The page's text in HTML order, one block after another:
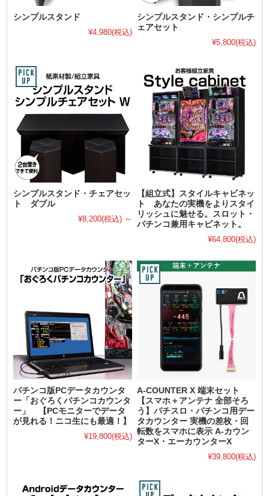
シンプルスタンド
¥4,980(税込)
シンプルスタンド・シンプルチ
ェアセット
¥5,800(税込)
シンプルスタンド・チェアセッ
ト ダブル
¥8,200(税込) ～
【組立式】スタイルキャビネッ
ト あなたの実機をよりスタイ
リッシュに魅せる。スロット・
パチンコ兼用キャビネット。
¥64,800(税込)
パチンコ版PCデータカウンタ
ー「おぐろくパチンコカウンタ
ー」 【PCモニターでデータ
が見れる！ニコ生にも最適！】
¥19,800(税込)
A-COUNTER X 端末セット
【スマホ＋アンテナ 全部そろ
う】パチスロ・パチンコ用デー
タカウンター 実機の差枚・回
転数をスマホに表示 A-カウン
ターX・エーカウンターX
¥39,800(税込)